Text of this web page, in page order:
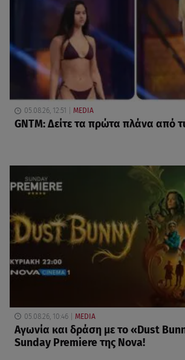
05.08.26, 12:51 MEDIA
GNTM: Δείτε τα πρώτα πλάνα από
05.08.26, 10:46 MEDIA
Αγωνία και δράση με το «Dust
Sunday Premiere της Nova!